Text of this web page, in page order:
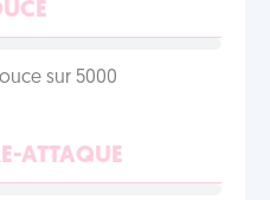
sur 5000
ATTAQUE